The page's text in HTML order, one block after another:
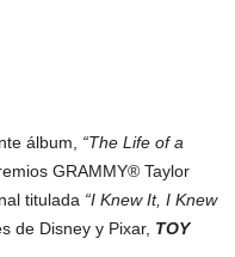
álbum, “The Life of a
GRAMMY® Taylor
titulada “I Knew It, I Knew
de Disney y Pixar, TOY